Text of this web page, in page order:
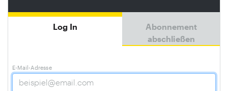
Log In
Abonnement
abschließen
E-Mail-Adresse